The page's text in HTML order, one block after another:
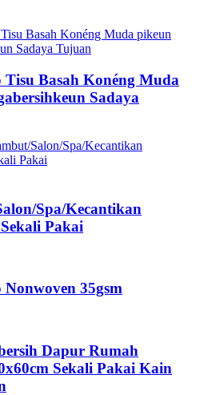
Tisu Basah Konéng Muda
Sadaya
Spa/Kecantikan
Pakai
35gsm
Dapur Rumah
Sekali Pakai Kain